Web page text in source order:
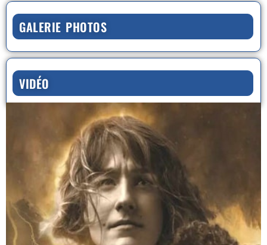
GALERIE PHOTOS
VIDÉO